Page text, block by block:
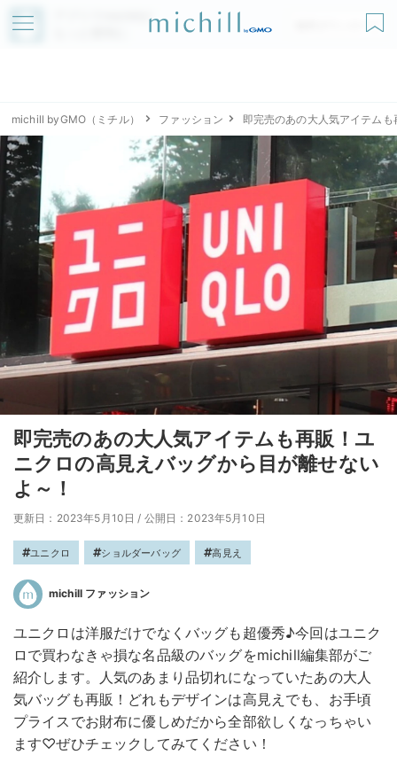
アプリでmichillが
無料ダウンロード
michill byGMO（ミチル） ファッション 即完売のあの大人気アイテム
即完売のあの大人気アイテムも再販！ユ
ニクロの高見えバッグから目が離せない
よ～！
更新日：2023年5月10日 / 公開日：2023年5月10日
ユニクロ ショルダーバッグ 高見え
michill ファッション
ユニクロは洋服だけでなくバッグも超優秀♪今回はユニク
ロで買わなきゃ損な名品級のバッグをmichill編集部がご
紹介します。人気のあまり品切れになっていたあの大人
気バッグも再販！どれもデザインは高見えでも、お手頃
プライスでお財布に優しめだから全部欲しくなっちゃい
ます♡ぜひチェックしてみてください！